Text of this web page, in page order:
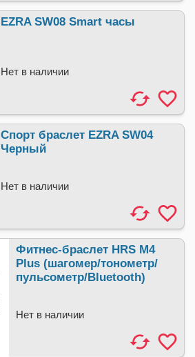
EZRA SW08 Smart часы
Нет в наличии
Спорт браслет EZRA SW04
Черный
Нет в наличии
Фитнес-браслет HRS M4
Plus (шагомер/тонометр/
пульсометр/Bluetooth)
Нет в наличии